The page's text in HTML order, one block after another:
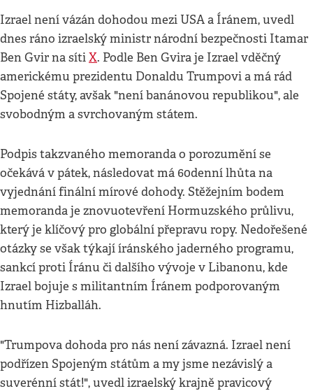
Izrael není vázán dohodou mezi USA a Íránem, uvedl
dnes ráno izraelský ministr národní bezpečnosti Itamar
Ben Gvir na sítiX. Podle Ben Gvira je Izrael vděčný
americkému prezidentu Donaldu Trumpovi a má rád
Spojené státy, avšak "není banánovou republikou", ale
svobodným a svrchovaným státem.
Podpis takzvaného memoranda o porozumění se
očekává v pátek, následovat má 60denní lhůta na
vyjednání finální mírové dohody. Stěžejním bodem
memoranda je znovuotevření Hormuzského průlivu,
který je klíčový pro globální přepravu ropy. Nedořešené
otázky se však týkají íránského jaderného programu,
sankcí proti Íránu či dalšího vývoje v Libanonu, kde
Izrael bojuje s militantním Íránem podporovaným
hnutím Hizballáh.
"Trumpova dohoda pro nás není závazná. Izrael není
podřízen Spojeným státům a my jsme nezávislý a
suverénní stát!", uvedl izraelský krajně pravicový